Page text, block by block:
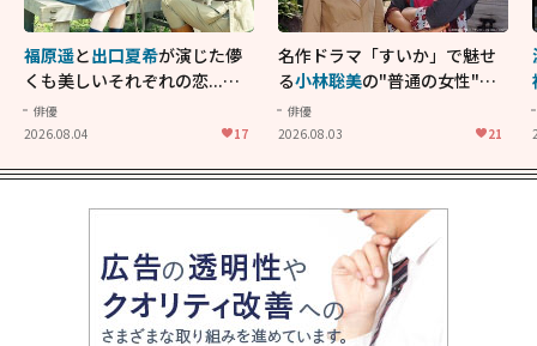
福原遥と出口夏希が演じた儚
くも美しいそれぞれの恋...生
きることの尊さを教えてくれ
た映画「あの花が咲く丘で、
俳優
2026.08.04
17
名作ドラマ「すいか」で魅せ
る小林聡美の"普通の女性"が
大人に刺さる...映画「かもめ
食堂」にも通じる静かな芝居
俳優
2026.08.03
21